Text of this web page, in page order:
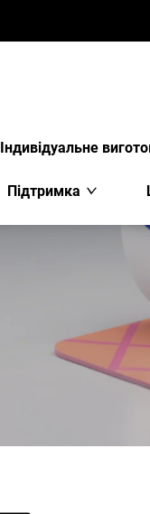
Індивідуальне
Підтримка